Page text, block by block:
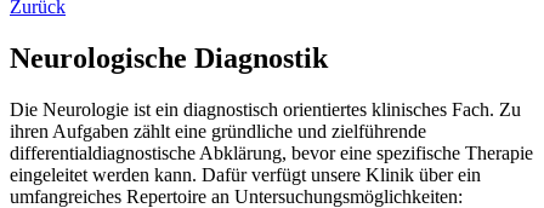
Zurück
Neurologische Diagnostik
Die Neurologie ist ein diagnostisch orientiertes klinisches Fach. Zu
ihren Aufgaben zählt eine gründliche und zielführende
differentialdiagnostische Abklärung, bevor eine spezifische Therapie
eingeleitet werden kann. Dafür verfügt unsere Klinik über ein
umfangreiches Repertoire an Untersuchungsmöglichkeiten: